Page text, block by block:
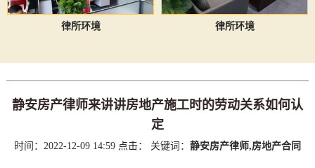
律所环境 律所环境
静安房产律师来讲讲房地产施工时的劳动关系如何认
定
时间：2022-12-09 14:59 点击： 关键词： 静安房产律师,房地产合同